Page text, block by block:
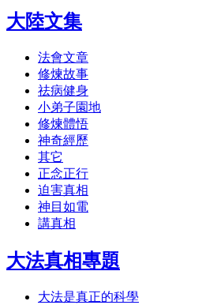
大陸文集
法會文章
修煉故事
祛病健身
小弟子園地
修煉體悟
神奇經歷
其它
正念正行
迫害真相
神目如電
講真相
大法真相專題
大法是真正的科學